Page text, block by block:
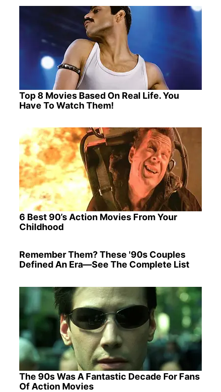
Top 8 Movies Based On Real Life. You
Have To Watch Them!
6 Best 90’s Action Movies From Your
Childhood
Remember Them? These '90s Couples
Defined An Era—See The Complete List
The 90s Was A Fantastic Decade For Fans
Of Action Movies